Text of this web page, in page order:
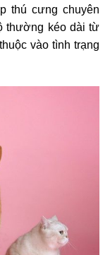
thú cưng chuyên
thường kéo dài từ
vào tình trạng